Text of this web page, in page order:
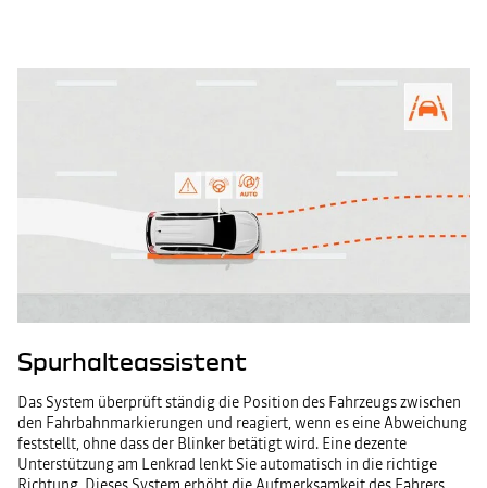
Spurhalteassistent
Das System überprüft ständig die Position des Fahrzeugs zwischen
den Fahrbahnmarkierungen und reagiert, wenn es eine Abweichung
feststellt, ohne dass der Blinker betätigt wird. Eine dezente
Unterstützung am Lenkrad lenkt Sie automatisch in die richtige